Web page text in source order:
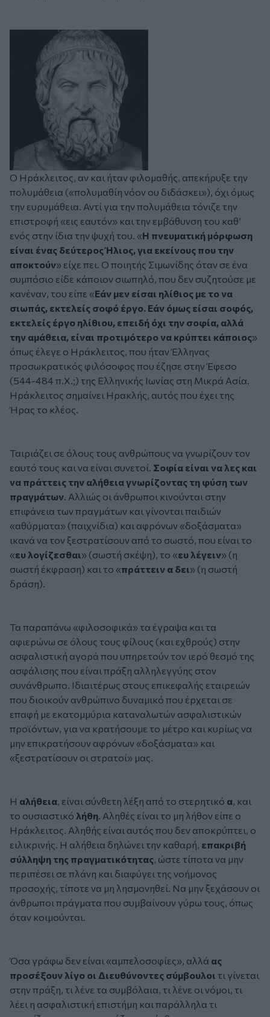
Ο Ηράκλειτος, αν και ήταν φιλομαθής, απεκήρυξε την
πολυμάθεια («πολυμαθίη νόον ου διδάσκει»), όχι όμως
την ευρυμάθεια. Αντί για την πολυμάθεια τόνιζε την
επιστροφή «εις εαυτόν» και την εμβάθυνση του καθ’
ενός στην ίδια την ψυχή του. «Η πνευματική μόρφωση
είναι ένας δεύτερος Ήλιος, για εκείνους που την
αποκτούν» είχε πει. Ο ποιητής Σιμωνίδης όταν σε ένα
συμπόσιο είδε κάποιον σιωπηλό, που δεν συζητούσε με
κανέναν, του είπε «Εάν μεν είσαι ηλίθιος με το να
σιωπάς, εκτελείς σοφό έργο. Εάν όμως είσαι σοφός,
εκτελείς έργο ηλίθιου, επειδή όχι την σοφία, αλλά
την αμάθεια, είναι προτιμότερο να κρύπτει κάποιος»
όπως έλεγε ο Ηράκλειτος, που ήταν Έλληνας
προσωκρατικός φιλόσοφος που έζησε στην Έφεσο
(544-484 π.Χ.;) της Ελληνικής Ιωνίας στη Μικρά Ασία.
Ηράκλειτος σημαίνει Ηρακλής, αυτός που έχει της
Ήρας το κλέος.
Ταιριάζει σε όλους τους ανθρώπους να γνωρίζουν τον
εαυτό τους και να είναι συνετοί. Σοφία είναι να λες και
να πράττεις την αλήθεια γνωρίζοντας τη φύση των
πραγμάτων. Αλλιώς οι άνθρωποι κινούνται στην
επιφάνεια των πραγμάτων και γίνονται παιδιών
«αθύρματα» (παιχνίδια) και αφρόνων «δοξάσματα»
ικανά να τον ξεστρατίσουν από το σωστό, που είναι το
«ευ λογίζεσθαι» (σωστή σκέψη), το «ευ λέγειν» (η
σωστή έκφραση) και το «πράττειν α δει» (η σωστή
δράση).
Τα παραπάνω «φιλοσοφικά» τα έγραψα και τα
αφιερώνω σε όλους τους φίλους (και εχθρούς) στην
ασφαλιστική αγορά που υπηρετούν τον ιερό θεσμό της
ασφάλισης που είναι πράξη αλληλεγγύης στον
συνάνθρωπο. Ιδιαιτέρως στους επικεφαλής εταιρειών
που διοικούν ανθρώπινο δυναμικό που έρχεται σε
επαφή με εκατομμύρια καταναλωτών ασφαλιστικών
προϊόντων, για να κρατήσουμε το μέτρο και κυρίως να
μην επικρατήσουν αφρόνων «δοξάσματα» και
«ξεστρατίσουν οι στρατοί» μας.
Η αλήθεια, είναι σύνθετη λέξη από το στερητικό α, και
το ουσιαστικό λήθη. Αληθές είναι το μη λήθον είπε ο
Ηράκλειτος. Αληθής είναι αυτός που δεν αποκρύπτει, ο
ειλικρινής. Η αλήθεια δηλώνει την καθαρή, επακριβή
σύλληψη της πραγματικότητας, ώστε τίποτα να μην
περιπέσει σε πλάνη και διαφύγει της νοήμονος
προσοχής, τίποτε να μη λησμονηθεί. Να μην ξεχάσουν οι
άνθρωποι πράγματα που συμβαίνουν γύρω τους, όπως
όταν κοιμούνται.
Όσα γράφω δεν είναι «αμπελοσοφίες», αλλά ας
προσέξουν λίγο οι Διευθύνοντες σύμβουλοι τι γίνεται
στην πράξη, τι λένε τα συμβόλαια, τι λένε οι νόμοι, τι
λέει η ασφαλιστική επιστήμη και παράλληλα τι